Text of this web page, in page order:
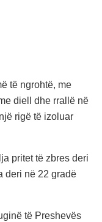
të ngrohtë, me
diell dhe rrallë në
rigë të izoluar
pritet të zbres deri
deri në 22 gradë
të Preshevës